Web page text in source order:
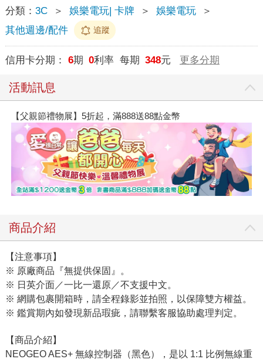
分類： 3C ＞ 娛樂電玩| 卡牌 ＞ 娛樂電玩
＞
其他週邊/配件
追蹤
信用卡分期： 6期 0利率 每期 348元 更多分期
活動訊息
【父親節禮物展】5折起，滿888送88點金幣
商品介紹
【注意事項】
※ 原廠商品『無提供保固』。
※ 日英介面／一比一還原／不支援中文。
※ 網購包裹開箱時，請全程錄影並拍照，以保障雙方權益。
※ 鑑賞期內如發現新品瑕疵，請聯繫客服協助處理判定。
【商品介紹】
NEOGEO AES+ 無線控制器（黑色），是以 1:1 比例無線重